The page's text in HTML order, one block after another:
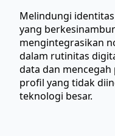
Melindungi
yang
mengintegrasikan
dalam rutinitas
data dan
profil yang tidak
teknologi besar.